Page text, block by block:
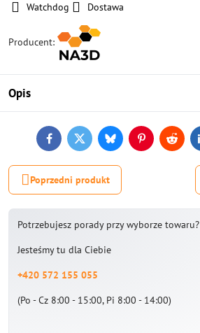
Watchdog
Dostawa
Producent:
Opis
FacebookTwitterBlueskyPinterestReddit
Poprzedni produkt
Potrzebujesz porady przy wyborze towaru?
Jesteśmy tu dla Ciebie
+420 572 155 055
(Po - Cz 8:00 - 15:00, Pi 8:00 - 14:00)